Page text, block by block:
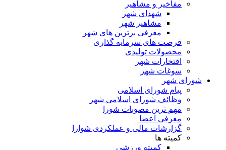
مفاخیر و مشاهیر
شهدای شهر
مشاهیر شهر
معرفی برترین های شهر
فرصت های سرمایه گذاری
محصولات تولیدی
افتخارات شهر
سوغات شهر
شورای شهر
پیام شورای اسلامی
وظائف شورای اسلامی شهر
مهم ترین مصوبات شورا
معرفی اعضا
گزارشات مالی و عملکردی شوارا
کمیته ها
کمیته ورزشی